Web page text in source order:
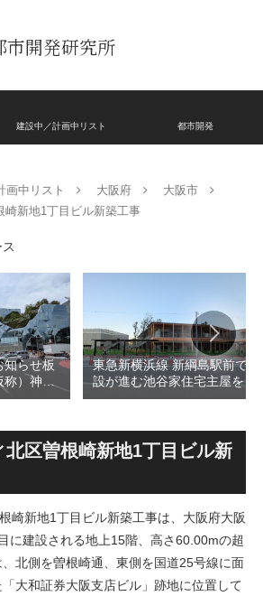
市開発研究所
建設中／計画中リスト 都市開発
画中リスト 大阪府
大阪市
崎新地1丁目ビル新築工事
らせ板
称）神宮
計
交差点に
へ！！
東急新横浜線 新綱島駅前で建
設が進む池谷家住宅主屋を活
用した「新綱島MICCA」！！
による新たな駅前拠点が2026
年秋誕生へ！！
北区曽根崎新地1丁目ビル新
崎新地1丁目ビル新築工事は、大阪府大阪
に建設される地上15階、高さ60.00mの超
北側を曽根崎通、東側を国道25号線に面
大和証券大阪支店ビル」跡地に位置して